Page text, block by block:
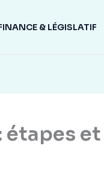
& LÉGISLATIF
étapes et